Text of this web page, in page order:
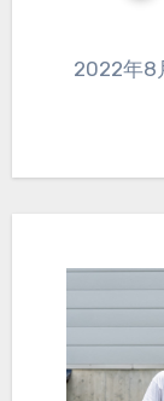
2022年8月27日（土）、金山町・上横田地